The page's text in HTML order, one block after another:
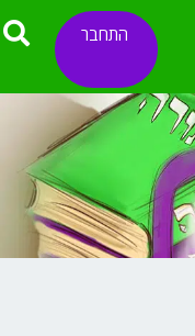
התחבר